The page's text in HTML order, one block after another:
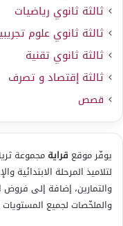
ثالثة ثانوي رياضيات
ثالثة ثانوي علوم
ثالثة ثانوي تقنية
ثالثة إقتصاد و تصرف
قصص
يوفّر موقع قرايةمجموعة
لتلاميذ المرحلة الابتدائية
والتمارين، إضافة إلى فروض
والملخّصات لجميع المستويات